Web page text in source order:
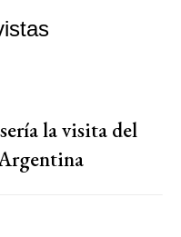
la visita del